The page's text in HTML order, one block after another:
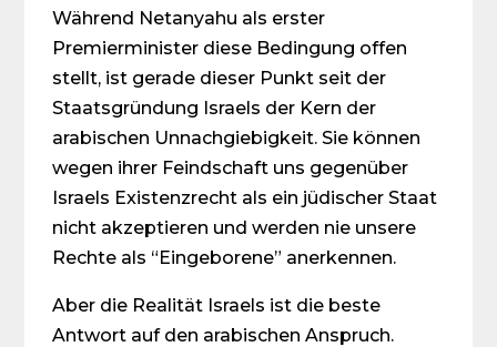
Während Netanyahu als erster
Premierminister diese Bedingung offen
stellt, ist gerade dieser Punkt seit der
Staatsgründung Israels der Kern der
arabischen Unnachgiebigkeit. Sie können
wegen ihrer Feindschaft uns gegenüber
Israels Existenzrecht als ein jüdischer Staat
nicht akzeptieren und werden nie unsere
Rechte als “Eingeborene” anerkennen.
Aber die Realität Israels ist die beste
Antwort auf den arabischen Anspruch.